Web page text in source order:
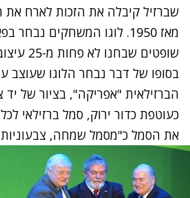
שברזיל קיבלה את הזכות לארח
מאז 1950. לוגו המשחקים
שופטים
בסופו של דבר נבחר הלוגו שעוצב
הברזילאית "אפריקה", בציור של
כעוטפת כדור ירוק, סמל ברזילאי
את הסמל כ"מסמל שמחה,